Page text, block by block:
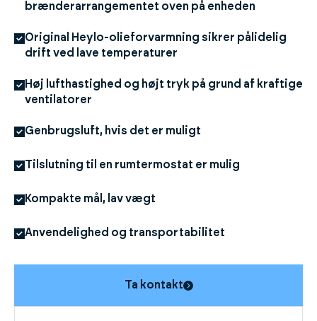
brænderarrangementet oven på enheden
Original Heylo-olieforvarmning sikrer pålidelig
drift ved lave temperaturer
Høj lufthastighed og højt tryk på grund af kraftige
ventilatorer
Genbrugsluft, hvis det er muligt
Tilslutning til en rumtermostat er mulig
Kompakte mål, lav vægt
Anvendelighed og transportabilitet
Ta kontakt